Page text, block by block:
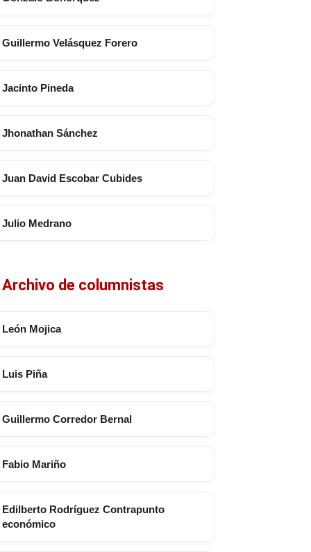
Guillermo Velásquez Forero
Jacinto Pineda
Jhonathan Sánchez
Juan David Escobar Cubides
Julio Medrano
Archivo de columnistas
León Mojica
Luis Piña
Guillermo Corredor Bernal
Fabio Mariño
Edilberto Rodríguez Contrapunto
económico